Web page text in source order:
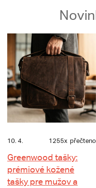
10. 4. 1255x přečteno
Greenwood tašky:
prémiové kožené
tašky pre mužov a